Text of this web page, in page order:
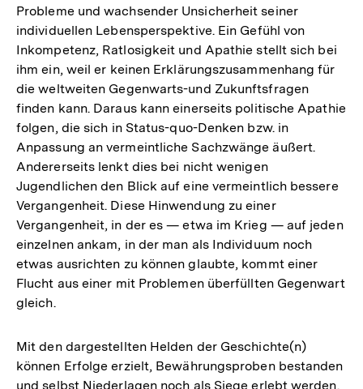
Probleme und wachsender Unsicherheit seiner
individuellen Lebensperspektive. Ein Gefühl von
Inkompetenz, Ratlosigkeit und Apathie stellt sich bei
ihm ein, weil er keinen Erklärungszusammenhang für
die weltweiten Gegenwarts-und Zukunftsfragen
finden kann. Daraus kann einerseits politische Apathie
folgen, die sich in Status-quo-Denken bzw. in
Anpassung an vermeintliche Sachzwänge äußert.
Andererseits lenkt dies bei nicht wenigen
Jugendlichen den Blick auf eine vermeintlich bessere
Vergangenheit. Diese Hinwendung zu einer
Vergangenheit, in der es — etwa im Krieg — auf jeden
einzelnen ankam, in der man als Individuum noch
etwas ausrichten zu können glaubte, kommt einer
Flucht aus einer mit Problemen überfüllten Gegenwart
gleich.
Mit den dargestellten Helden der Geschichte(n)
können Erfolge erzielt, Bewährungsproben bestanden
und selbst Niederlagen noch als Siege erlebt werden.